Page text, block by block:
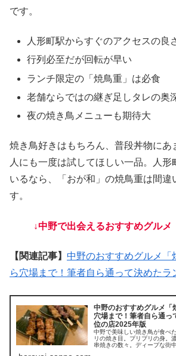
です。
人形町駅からすぐのアクセスの良
行列必至だが回転が早い
ランチ限定の「焼鳥重」は必食
老舗ならではの継ぎ足しタレの奥
夜の焼き鳥メニューも期待大
焼き鳥好きはもちろん、普段丼物にあ
人にも一度は試してほしい一品。人形
いるなら、「おが和」の焼鳥重は間違
す。
↓中野で出会えるおすすめグルメ
【関連記事】 中野のおすすめグルメ「
ら穴場まで！筆者自ら通って決めたラ
中野のおすすめグルメ「
穴場まで！筆者自ら通っ
位の店2025年版
中野で美味しい焼き鳥が食べ
リの焼き目。プリプリの身。
串焼きの数々。ディープな街